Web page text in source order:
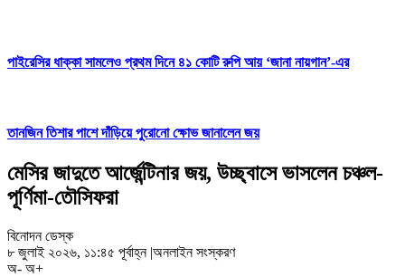
পাইরেসির ধাক্কা সামলেও প্রথম দিনে ৪১ কোটি রুপি আয় ‘জানা নায়গান’-এর
তানজিন তিশার পাশে দাঁড়িয়ে পুরোনো ক্ষোভ জানালেন জয়
মেসির জাদুতে আর্জেন্টিনার জয়, উচ্ছ্বাসে ভাসলেন চঞ্চল-
পূর্ণিমা-তৌসিফরা
বিনোদন ডেস্ক
৮ জুলাই ২০২৬, ১১:৪৫ পূর্বাহ্ন |অনলাইন সংস্করণ
অ- অ+